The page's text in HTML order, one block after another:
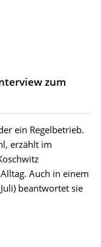
zum
ein Regelbetrieb.
erzählt im
Auch in einem
beantwortet sie